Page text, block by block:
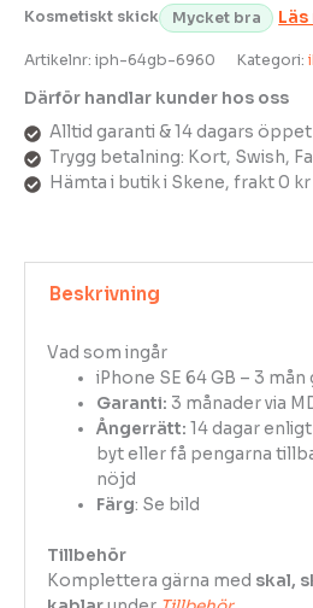
Kosmetiskt skick Mycket bra
Artikelnr: iph-64gb-6960 Kategori:
Därför handlar kunder hos oss
Alltid garanti & 14 dagars
Trygg betalning: Kort, Swish,
Hämta i butik i Skene, frakt 0 kr
Beskrivning
Vad som ingår
iPhone SE 64 GB – 3
Garanti: 3 månader via
Ångerrätt: 14 dagar
byt eller få pengarna
nöjd
Färg: Se bild
Tillbehör
Komplettera gärna med skal,